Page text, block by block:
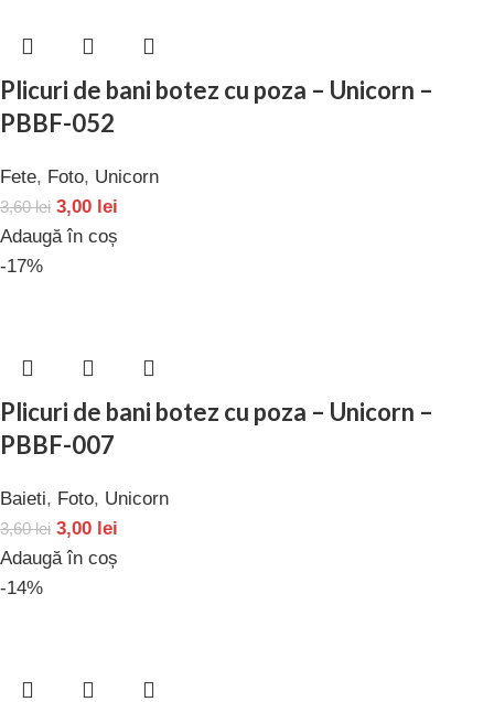
Plicuri de bani botez cu poza – Unicorn –
PBBF-052
Fete, Foto, Unicorn
3,60lei 3,00 lei
Adaugă în coș
-17%
Plicuri de bani botez cu poza – Unicorn –
PBBF-007
Baieti, Foto, Unicorn
3,60lei 3,00 lei
Adaugă în coș
-14%